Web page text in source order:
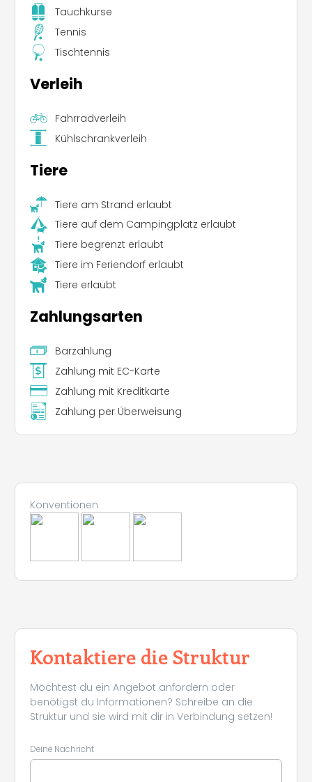
Tauchkurse
Tennis
Tischtennis
Verleih
Fahrradverleih
Kühlschrankverleih
Tiere
Tiere am Strand erlaubt
Tiere auf dem Campingplatz erlaubt
Tiere begrenzt erlaubt
Tiere im Feriendorf erlaubt
Tiere erlaubt
Zahlungsarten
Barzahlung
Zahlung mit EC-Karte
Zahlung mit Kreditkarte
Zahlung per Überweisung
Konventionen
Kontaktiere die Struktur
Möchtest du ein Angebot anfordern oder
benötigst du Informationen? Schreibe an die
Struktur und sie wird mit dir in Verbindung setzen!
Deine Nachricht